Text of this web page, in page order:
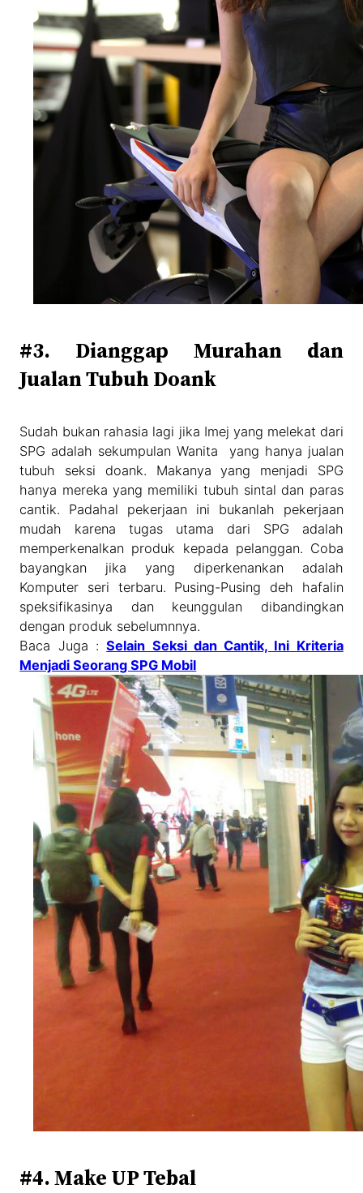
#3. Dianggap Murahan dan
Jualan Tubuh Doank
Sudah bukan rahasia lagi jika Imej yang melekat dari
SPG adalah sekumpulan Wanita yang hanya jualan
tubuh seksi doank. Makanya yang menjadi SPG
hanya mereka yang memiliki tubuh sintal dan paras
cantik. Padahal pekerjaan ini bukanlah pekerjaan
mudah karena tugas utama dari SPG adalah
memperkenalkan produk kepada pelanggan. Coba
bayangkan jika yang diperkenankan adalah
Komputer seri terbaru. Pusing-Pusing deh hafalin
speksifikasinya dan keunggulan dibandingkan
dengan produk sebelumnnya.
Baca Juga :Selain Seksi dan Cantik, Ini Kriteria
Menjadi Seorang SPG Mobil
#4. Make UP Tebal